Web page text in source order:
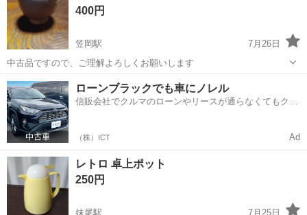
は...
400円
笠岡駅
7月26日
中古品ですので、ご理解よろしくお願いします
岡山 笠岡市 笠岡駅 食器 よろしくお願いします
ローンブラックでも車にノレル
信販会社でクルマのローンやリースが通らなくてもクル
（株）ICT Ad
レトロ 卓上ポット
250円
妹尾駅 7月25日